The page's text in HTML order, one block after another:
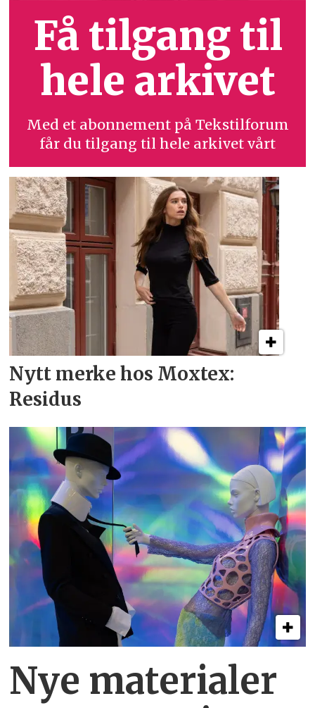
Få tilgang til
hele arkivet
Med et abonnement på Tekstilforum
får du tilgang til hele arkivet vårt
Nytt merke hos Moxtex:
Residus
Nye materialer